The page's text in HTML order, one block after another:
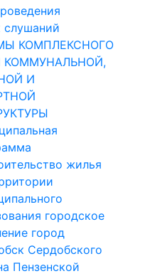
слушаний
КОМПЛЕКСНОГО
КОММУНАЛЬНОЙ,
И
жилья
городское
город
Сердобского
Пензенской